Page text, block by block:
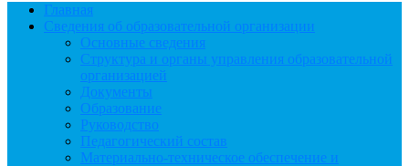
Главная
Сведения об образовательной организации
Основные сведения
Структура и органы управления образовательной
организацией
Документы
Образование
Руководство
Педагогический состав
Материально-техническое обеспечение и